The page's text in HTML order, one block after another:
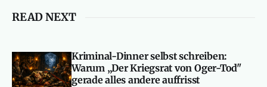
READ NEXT
Kriminal-Dinner selbst schreiben:
Warum „Der Kriegsrat von Oger-Tod"
gerade alles andere auffrisst